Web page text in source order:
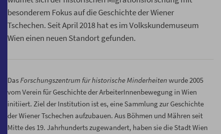
besonderem Fokus auf die Geschichte der Wiener
Tschechen. Seit April 2018 hat es im Volkskundemuseum
Wien einen neuen Standort gefunden.
DasForschungszentrum für historische Minderheiten wurde 2005
vom Verein für Geschichte der ArbeiterInnenbewegung in Wien
initiiert. Ziel der Institution ist es, eine Sammlung zur Geschichte
der Wiener Tschechen aufzubauen. Aus Böhmen und Mähren seit
Mitte des 19. Jahrhunderts zugewandert, haben sie die Stadt Wien